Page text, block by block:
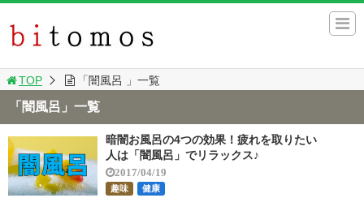
TOP 「闇風呂 」一覧
「闇風呂」一覧
暗闇お風呂の4つの効果！疲れを取りたい
人は「闇風呂」でリラックス♪
2017/04/19
趣味 健康